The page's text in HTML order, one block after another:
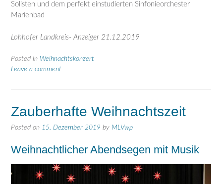
Solisten und dem perfekt einstudierten Sinfonieorchester
Marienbad
Lohhofer Landkreis- Anzeiger 21.12.2019
Posted in Weihnachtskonzert
Leave a comment
Zauberhafte Weihnachtszeit
Posted on 15. Dezember 2019 by MLVwp
Weihnachtlicher Abendsegen mit Musik